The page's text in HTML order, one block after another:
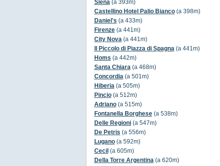
Siena(a 393m)
Castellino Hotel Palio Bianco(a 398m)
Daniel's (a 433m)
Firenze(a 441m)
City Nova(a 441m)
Il Piccolo di Piazza di Spagna(a 441m)
Homs (a 442m)
Santa Chiara(a 468m)
Concordia(a 501m)
Hiberia(a 505m)
Pincio(a 512m)
Adriano(a 515m)
Fontanella Borghese(a 538m)
Delle Regioni(a 547m)
De Petris (a 556m)
Lugano(a 592m)
Cecil (a 605m)
Della Torre Argentina(a 620m)